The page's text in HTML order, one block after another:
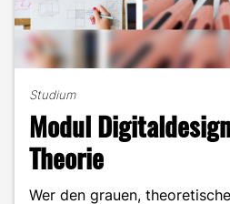
Studium
Modul
Theorie
Wer den grauen,